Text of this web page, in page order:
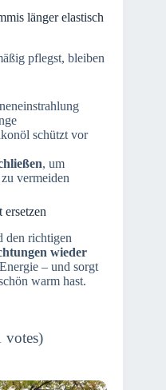
länger elastisch
pflegst, bleiben
schützt vor
, um
vermeiden
ersetzen
den richtigen
wieder
– und sorgt
warm hast.
votes)